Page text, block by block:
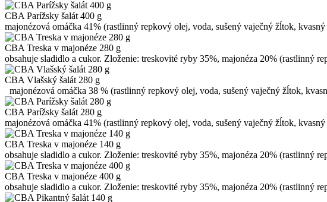
CBA Parížsky šalát 400 g
majonézová omáčka 41% (rastlinný repkový olej, voda, sušený vaječný žĺtok,
CBA Treska v majonéze 280 g
obsahuje sladidlo a cukor. Zloženie: treskovité ryby 35%, majonéza 20% (rastlinný
CBA Vlašský šalát 280 g
majonézová omáčka 38 % (rastlinný repkový olej, voda, sušený vaječný žĺtok,
CBA Parížsky šalát 280 g
majonézová omáčka 41% (rastlinný repkový olej, voda, sušený vaječný žĺtok,
CBA Treska v majonéze 140 g
obsahuje sladidlo a cukor. Zloženie: treskovité ryby 35%, majonéza 20% (rastlinný
CBA Treska v majonéze 400 g
obsahuje sladidlo a cukor. Zloženie: treskovité ryby 35%, majonéza 20% (rastlinný